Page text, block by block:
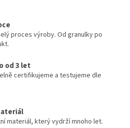
proces výroby. Od granulky po
od 3 let
certifikujeme a testujeme dle
materiál, který vydrží mnoho let.